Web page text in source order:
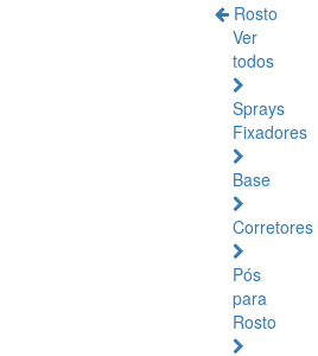
Rosto
Ver
todos
Sprays
Fixadores
Base
Corretores
Pós
para
Rosto